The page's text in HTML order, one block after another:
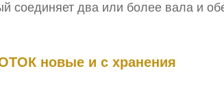
соединяет два или более вала и
новые и с хранения